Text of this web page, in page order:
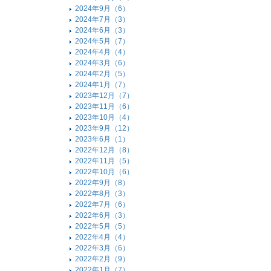
2024年9月（6）
2024年7月（3）
2024年6月（3）
2024年5月（7）
2024年4月（4）
2024年3月（6）
2024年2月（5）
2024年1月（7）
2023年12月（7）
2023年11月（6）
2023年10月（4）
2023年9月（12）
2023年6月（1）
2022年12月（8）
2022年11月（5）
2022年10月（6）
2022年9月（8）
2022年8月（3）
2022年7月（6）
2022年6月（3）
2022年5月（5）
2022年4月（4）
2022年3月（6）
2022年2月（9）